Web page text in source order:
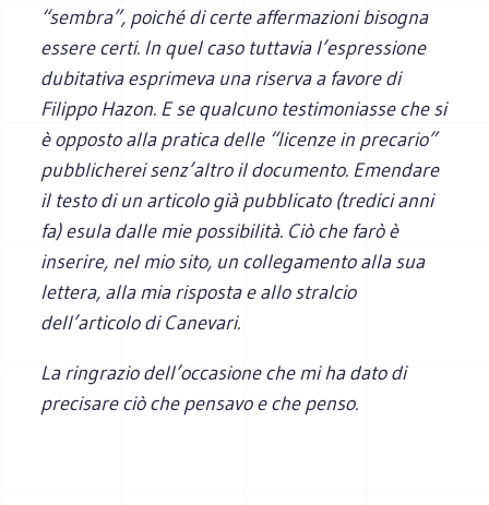
“sembra”, poiché di certe affermazioni bisogna
essere certi. In quel caso tuttavia l’espressione
dubitativa esprimeva una riserva a favore di
Filippo Hazon. E se qualcuno testimoniasse che si
è opposto alla pratica delle “licenze in precario”
pubblicherei senz’altro il documento. Emendare
il testo di un articolo già pubblicato (tredici anni
fa) esula dalle mie possibilità. Ciò che farò è
inserire, nel mio sito, un collegamento alla sua
lettera, alla mia risposta e allo stralcio
dell’articolo di Canevari.
La ringrazio dell’occasione che mi ha dato di
precisare ciò che pensavo e che penso.